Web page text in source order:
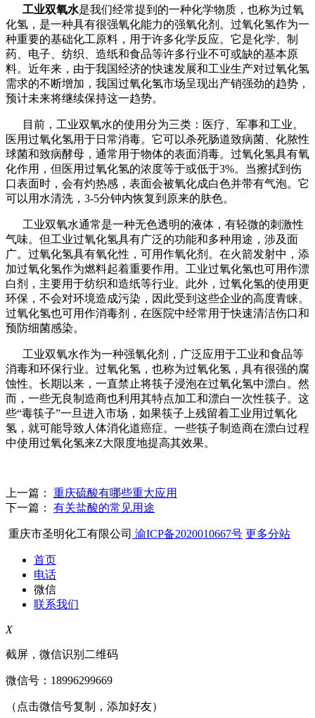
工业双氧水是我们经常提到的一种化学物质，也称为过氧
化氢，是一种具有很强氧化能力的强氧化剂。过氧化氢作为一
种重要的基础化工原料，用于许多化学反应。它是化学、制
药、电子、纺织、造纸和食品等许多行业不可或缺的基本原
料。近年来，由于我国经济的快速发展和工业生产对过氧化氢
需求的不断增加，我国过氧化氢市场呈现出产销强劲的趋势，
预计未来将继续保持这一趋势。
目前，工业双氧水的使用分为三类：医疗、军事和工业。
医用过氧化氢用于日常消毒。它可以杀死肠道致病菌、化脓性
球菌和致病酵母，通常用于物体的表面消毒。过氧化氢具有氧
化作用，但医用过氧化氢的浓度等于或低于3%。当擦拭到伤
口表面时，会有灼热感，表面会被氧化成白色并带有气泡。它
可以用水清洗，3-5分钟内恢复到原来的肤色。
工业双氧水通常是一种无色透明的液体，有轻微的刺激性
气味。但工业过氧化氢具有广泛的功能和多种用途，涉及面
广。过氧化氢具有氧化性，可用作氧化剂。在火箭发射中，添
加过氧化氢作为燃料起着重要作用。工业过氧化氢也可用作漂
白剂，主要用于纺织和造纸等行业。此外，过氧化氢的使用更
环保，不会对环境造成污染，因此受到这些企业的高度青睐。
过氧化氢也可用作消毒剂，在医院中经常用于快速清洁伤口和
预防细菌感染。
工业双氧水作为一种强氧化剂，广泛应用于工业和食品等
消毒和环保行业。过氧化氢，也称为过氧化氢，具有很强的腐
蚀性。长期以来，一直禁止将筷子浸泡在过氧化氢中漂白。然
而，一些无良制造商也利用其特点加工和漂白一次性筷子。这
些“毒筷子”一旦进入市场，如果筷子上残留着工业用过氧化
氢，就可能导致人体消化道癌症。一些筷子制造商在漂白过程
中使用过氧化氢来Z大限度地提高其效果。
上一篇： 重庆硫酸有哪些重大应用
下一篇： 有关盐酸的常见用途
重庆市圣明化工有限公司 渝ICP备2020010667号 更多分站
首页
电话
微信
联系我们
X
截屏，微信识别二维码
微信号： 18996299669
（点击微信号复制，添加好友）